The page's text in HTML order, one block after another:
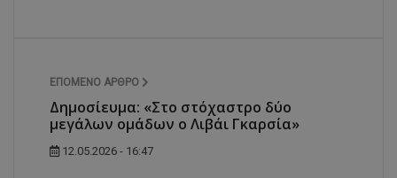
ΕΠΌΜΕΝΟ ΆΡΘΡΟ
Δημοσίευμα: «Στο στόχαστρο δύο
μεγάλων ομάδων ο Λιβάι Γκαρσία»
12.05.2026 - 16:47